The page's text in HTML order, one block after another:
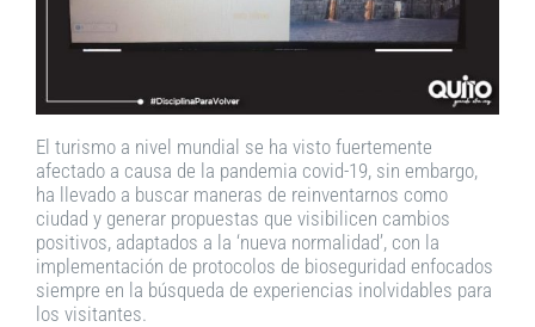
El turismo a nivel mundial se ha visto fuertemente
afectado a causa de la pandemia covid-19, sin embargo,
ha llevado a buscar maneras de reinventarnos como
ciudad y generar propuestas que visibilicen cambios
positivos, adaptados a la ‘nueva normalidad’, con la
implementación de protocolos de bioseguridad enfocados
siempre en la búsqueda de experiencias inolvidables para
los visitantes.